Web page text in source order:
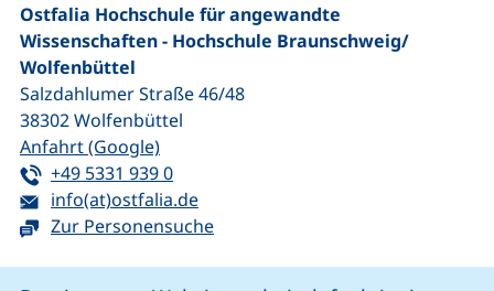
Ostfalia Hochschule für angewandte
Wissenschaften - Hochschule Braunschweig/​
Wolfenbüttel
Salzdahlumer Straße 46/48
38302Wolfenbüttel
Anfahrt (Google)(externer Link, öffnet neues Fenster)
Tel:
+49 5331 939 0(startet einen Telefonanruf, wenn Ihr
E-Mail:
info(at)ostfalia.de(öffnet Ihr E-Mail-Programm)
Zur Personensuche